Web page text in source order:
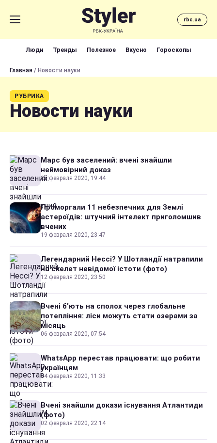
rbc.ua
Люди Тренды Полезное Вкусно Гороскопы
Главная / Новости науки
РУБРИКА
Новости науки
Марс був заселений: вчені знайшли
неймовірний доказ
25 февраля 2020, 19:44
Проморгали 11 небезпечних для Землі
астероїдів: штучний інтелект приголомшив
вчених
19 февраля 2020, 23:47
Легендарний Нессі? У Шотландії натрапили
на скелет невідомої істоти (фото)
12 февраля 2020, 23:50
Вчені б'ють на сполох через глобальне
потепління: ліси можуть стати озерами за
місяць
06 февраля 2020, 07:54
WhatsApp перестав працювати: що робити
українцям
04 февраля 2020, 11:33
Вчені знайшли докази існування Атлантиди
(фото)
02 февраля 2020, 22:14